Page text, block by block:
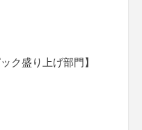
ク盛り上げ部門】